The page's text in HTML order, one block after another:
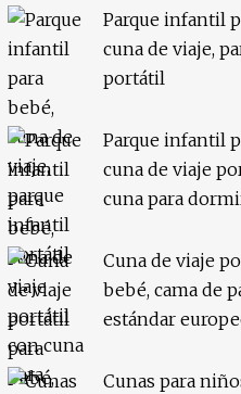
Parque infantil
cuna de viaje,
portátil
Parque infantil
cuna de viaje
cuna para
Cuna de viaje
bebé, cama de
estándar
Cunas para